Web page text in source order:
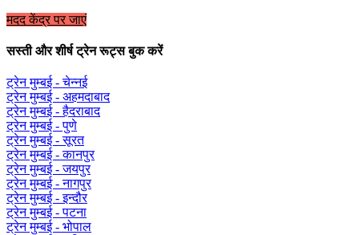
मदद केंद्र पर जाएं
सस्ती और शीर्ष ट्रेन रूट्स बुक करें
ट्रेन मुम्बई - चेन्नई
ट्रेन मुम्बई - अहमदाबाद
ट्रेन मुम्बई - हैदराबाद
ट्रेन मुम्बई - पुणे
ट्रेन मुम्बई - सूरत
ट्रेन मुम्बई - कानपुर
ट्रेन मुम्बई - जयपुर
ट्रेन मुम्बई - नागपुर
ट्रेन मुम्बई - इन्दौर
ट्रेन मुम्बई - पटना
ट्रेन मुम्बई - भोपाल